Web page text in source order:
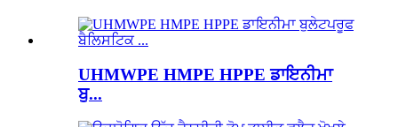
UHMWPE HMPE HPPE ਡਾਇਨੀਮਾ
ਬੁ...